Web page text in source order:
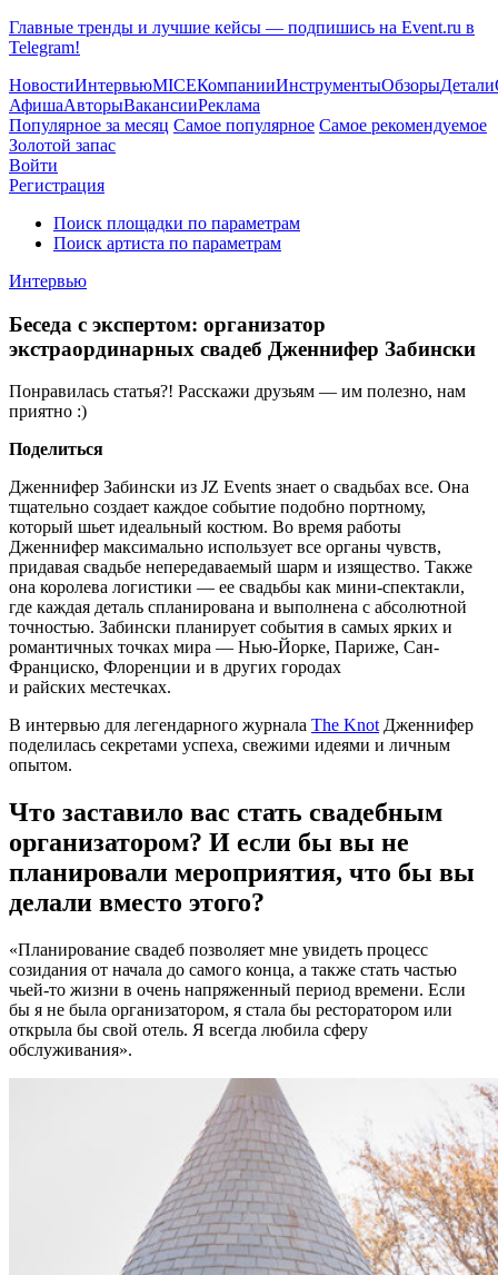
Главные тренды и лучшие кейсы — подпишись на Event.ru в
Telegram!
НовостиИнтервьюMICEКомпанииИнструментыОбзорыДетали
АфишаАвторыВакансииРеклама
Популярное за месяц Самое популярное Самое рекомендуемое
Золотой запас
Войти
Регистрация
Поиск площадки по параметрам
Поиск артиста по параметрам
Интервью
Беседа с экспертом: организатор
экстраординарных свадеб Дженнифер Забински
Понравилась статья?! Расскажи друзьям — им полезно, нам
приятно :)
Поделиться
Дженнифер Забински из JZ Events знает о свадьбах все. Она
тщательно создает каждое событие подобно портному,
который шьет идеальный костюм. Во время работы
Дженнифер максимально использует все органы чувств,
придавая свадьбе непередаваемый шарм и изящество. Также
она королева логистики — ее свадьбы как мини-спектакли,
где каждая деталь спланирована и выполнена с абсолютной
точностью. Забински планирует события в самых ярких и
романтичных точках мира — Нью-Йорке, Париже, Сан-
Франциско, Флоренции и в других городах
и райских местечках.
В интервью для легендарного журнала The KnotДженнифер
поделилась секретами успеха, свежими идеями и личным
опытом.
Что заставило вас стать свадебным
организатором? И если бы вы не
планировали мероприятия, что бы вы
делали вместо этого?
«Планирование свадеб позволяет мне увидеть процесс
созидания от начала до самого конца, а также стать частью
чьей-то жизни в очень напряженный период времени. Если
бы я не была организатором, я стала бы ресторатором или
открыла бы свой отель. Я всегда любила сферу
обслуживания».